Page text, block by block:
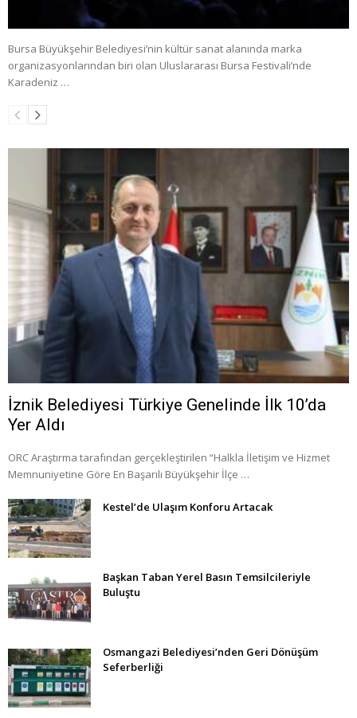
Bursa Büyükşehir Belediyesi’nin kültür sanat alanında marka
organizasyonlarından biri olan Uluslararası Bursa Festivali’nde
Karadeniz …
İznik Belediyesi Türkiye Genelinde İlk 10’da
Yer Aldı
ORC Araştırma tarafından gerçekleştirilen “Halkla İletişim ve Hizmet
Memnuniyetine Göre En Başarılı Büyükşehir İlçe …
Kestel’de Ulaşım Konforu Artacak
Başkan Taban Yerel Basın Temsilcileriyle
Buluştu
Osmangazi Belediyesi’nden Geri Dönüşüm
Seferberliği